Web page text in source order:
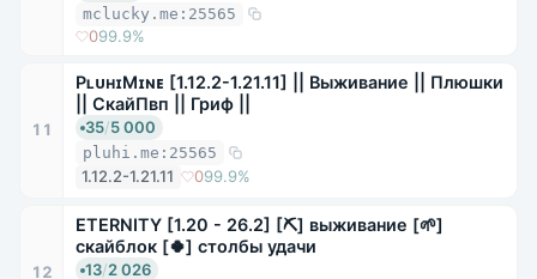
mclucky.me:25565
099.9%
11
PʟᴜʜɪMɪɴᴇ [1.12.2-1.21.11] || Выживание || Плюшки
|| СкайПвп || Гриф ||
35/5 000
pluhi.me:25565
1.12.2-1.21.11 099.9%
12
ETERNITY [1.20 - 26.2] [⛏] выживание [🌱]
скайблок [🍀] столбы удачи
13/2 026